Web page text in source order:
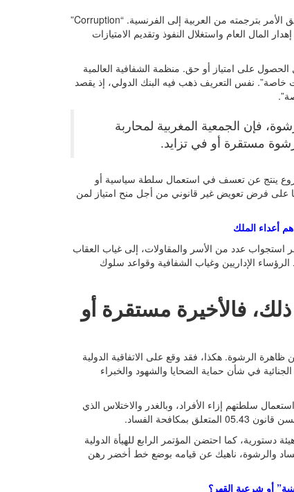
يصعب إيجاد تعريف واضح للرشوة التي تطرح كمفهوم إشكالا لغويا حين يتعلق الأمر بترجمته من العربية إلى الفرنسية. “Corruption”
المال العام واستغلال النفوذ وتقديم الامتيازات
على امتياز أو حق. منظمة الشفافية العالمية
خاصة”. نفس التعريف ذهب فيه البنك الدولي، إذ يقصد
فإن الجمعية المغربية لمحاربة
مستقرة أو في تزايد.
ينتج عن تعسف في استعمال سلطة سياسية أو
على فرض تعويض غير قانوني من أجل منح امتياز لمن
أعداء الملك
استجواب عدد من الأسر والمقاولات، إلى غياب العقاب
الإداريين وغياب الشفافية وقواعد سلوك
فالأخيرة مستقرة أو
الرشوة. هكذا، فقد وقع على الاتفاقية الدولية
القانون 22.01 المتعلق بالمسطرة الجنائية في شأن حماية الضحايا والشهود والخبراء
سلطتهم إزاء الأفراد، وبالغدر والاختلاس الذي
الفساد.
دستورية، كما احتضن المؤتمر الرابع للهيأة الدولية
والرشوة، ناهيك عن قيامه بوضع خط أخضر رهن
أو شرعية القهر؟